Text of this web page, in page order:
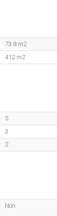
73.8 m2
412 m2
5
3
2
Non